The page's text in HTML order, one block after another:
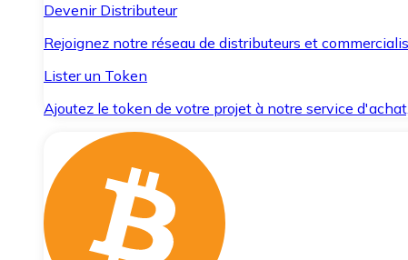
Devenir Distributeur
Rejoignez notre réseau de distributeurs et
Lister un Token
Ajoutez le token de votre projet à notre service